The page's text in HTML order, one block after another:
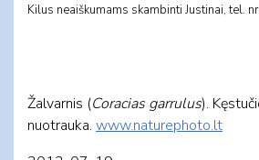
Kilus neaiškumams skambinti Justinai, tel.
Žalvarnis (Coracias garrulus).
nuotrauka. www.naturephoto.lt